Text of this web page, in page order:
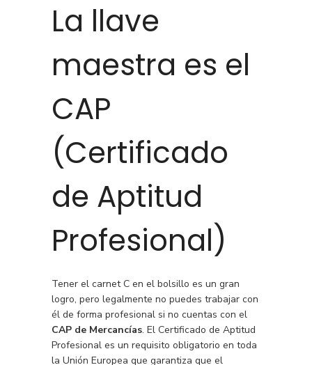
La llave
maestra es el
CAP
(Certificado
de Aptitud
Profesional)
Tener el carnet C en el bolsillo es un gran
logro, pero legalmente no puedes trabajar con
él de forma profesional si no cuentas con el
CAP de Mercancías. El Certificado de Aptitud
Profesional es un requisito obligatorio en toda
la Unión Europea que garantiza que el